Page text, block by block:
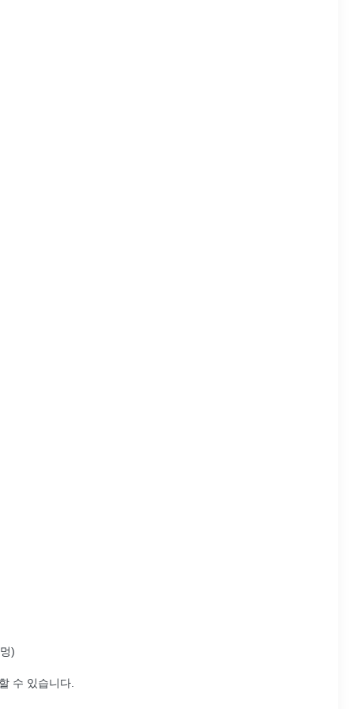
)
수 있습니다.